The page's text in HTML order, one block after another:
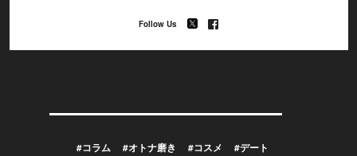
Follow Us
#コラム #オトナ磨き #コスメ
#デート